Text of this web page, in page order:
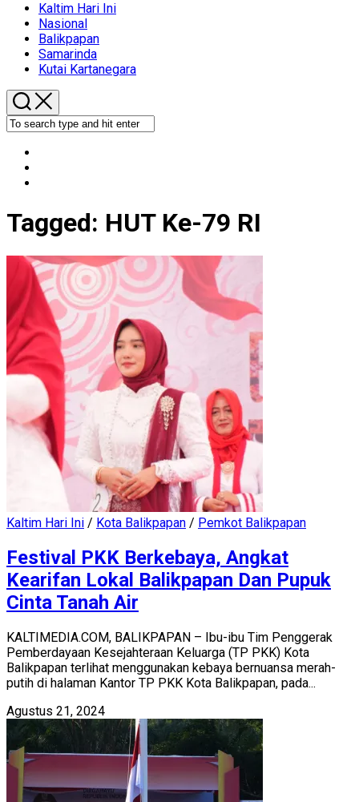
Kaltim Hari Ini
Nasional
Balikpapan
Samarinda
Kutai Kartanegara
Tagged: HUT Ke-79 RI
Kaltim Hari Ini / Kota Balikpapan / Pemkot Balikpapan
Festival PKK Berkebaya, Angkat
Kearifan Lokal Balikpapan Dan Pupuk
Cinta Tanah Air
KALTIMEDIA.COM, BALIKPAPAN – Ibu-ibu Tim Penggerak
Pemberdayaan Kesejahteraan Keluarga (TP PKK) Kota
Balikpapan terlihat menggunakan kebaya bernuansa merah-
putih di halaman Kantor TP PKK Kota Balikpapan, pada...
Agustus 21, 2024